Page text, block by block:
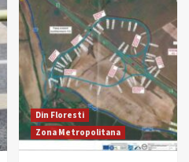
Din Floresti
Zona Metropolitana